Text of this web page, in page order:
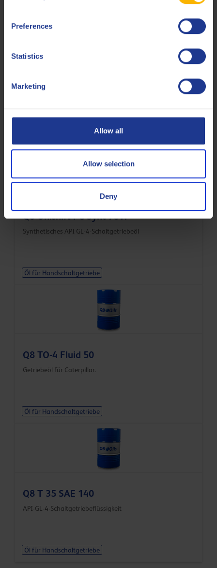
Preferences
Statistics
Marketing
Allow all
Allow selection
Deny
Getriebeöl für Caterpillar.
Öl für Handschaltgetriebe
Q8 Unishift PC Synt 75W
Synthetisches API GL-4-Schaltgetriebeöl
Öl für Handschaltgetriebe
Q8 TO-4 Fluid 50
Getriebeöl für Caterpillar.
Öl für Handschaltgetriebe
Q8 T 35 SAE 140
API-GL-4-Schaltgetriebeflüssigkeit
Öl für Handschaltgetriebe